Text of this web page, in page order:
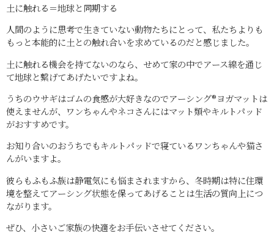
土に触れる＝地球と同期する
人間のように思考で生きていない動物たちにとって、私たちよりも
もっと本能的に土との触れ合いを求めているのだと感じました。
土に触れる機会を持てないのなら、せめて家の中でアース線を通じ
て地球と繋げてあげたいですよね。
うちのウサギはゴムの食感が大好きなのでアーシング®︎ヨガマットは
使えませんが、ワンちゃんやネコさんにはマット類やキルトパッド
がおすすめです。
お知り合いのおうちでもキルトパッドで寝ているワンちゃんや猫さ
んがいますよ。
彼らもふもふ族は静電気にも悩まされますから、冬時期は特に住環
境を整えてアーシング状態を保ってあげることは生活の質向上につ
ながります。
ぜひ、小さいご家族の快適をお手伝いさせてください。